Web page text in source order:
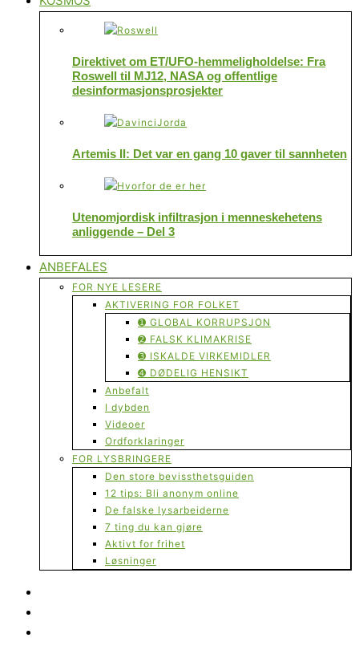
Direktivet om ET/UFO-hemmeligholdelse: Fra
Roswell til MJ12, NASA og offentlige
desinformasjonsprosjekter
Artemis II: Det var en gang 10 gaver til sannheten
Utenomjordisk infiltrasjon i menneskehetens
anliggende – Del 3
ANBEFALES
FOR NYE LESERE
AKTIVERING FOR FOLKET
➊ GLOBAL KORRUPSJON
➋ FALSK KLIMAKRISE
➌ ISKALDE VIRKEMIDLER
➍ DØDELIG HENSIKT
Anbefalt
I dybden
Videoer
Ordforklaringer
FOR LYSBRINGERE
Den store bevissthetsguiden
12 tips: Bli anonym online
De falske lysarbeiderne
7 ting du kan gjøre
Aktivt for frihet
Løsninger